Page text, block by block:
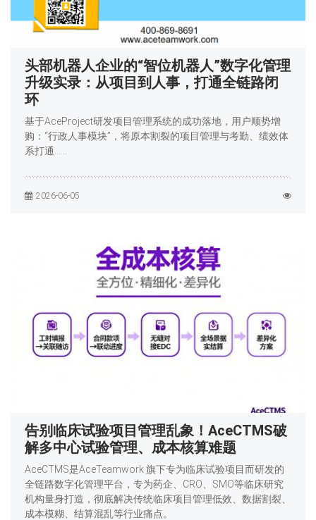
头部机器人企业的“智位机器人”数字化管理
升级实录：从项目到人事，打通全链路闭
环
基于AceProject研发项目管理系统的成功落地，用户顺势增
购：“行政人事模块”，将原本割裂的项目管理与考勤、绩效体
系打通……
2026-06-05
告别临床试验项目管理乱象！AceCTMS破
解多中心试验管理、成本核算难题
AceCTMS是AceTeamwork 旗下专为临床试验项目而研发的
全链路数字化管理平台，专为药企、CRO、SMO等临床研究
机构量身打造，彻底解决传统临床项目管理低效、数据割裂、
成本模糊、结算混乱等行业痛点。